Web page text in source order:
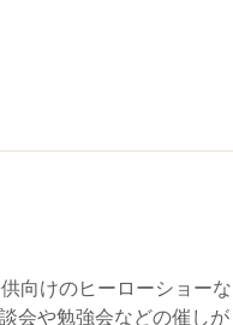
向けのヒーローショーな
会や勉強会などの催しが